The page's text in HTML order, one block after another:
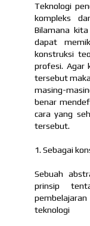
Teknologi
kompleks
Bilamana
dapat
konstruksi
profesi. Agar
tersebut
masing-
benar
cara yang
tersebut.
1. Sebagai
Sebuah
prinsip
teknologi